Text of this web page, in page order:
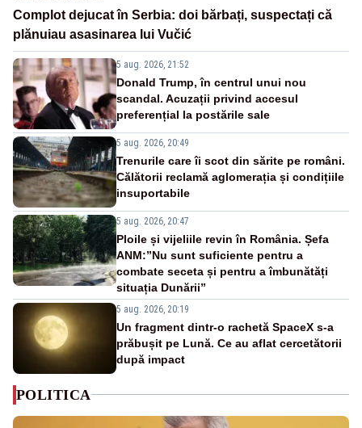
Complot dejucat în Serbia: doi bărbați, suspectați că
plănuiau asasinarea lui Vučić
5 aug. 2026, 21:52
Donald Trump, în centrul unui nou
scandal. Acuzații privind accesul
preferențial la postările sale
5 aug. 2026, 20:49
Trenurile care îi scot din sărite pe români.
Călătorii reclamă aglomerația și condițiile
insuportabile
5 aug. 2026, 20:47
Ploile și vijeliile revin în România. Șefa
ANM:”Nu sunt suficiente pentru a
combate seceta și pentru a îmbunătăți
situația Dunării”
5 aug. 2026, 20:19
Un fragment dintr-o rachetă SpaceX s-a
prăbușit pe Lună. Ce au aflat cercetătorii
după impact
POLITICA